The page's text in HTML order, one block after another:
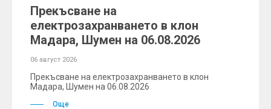
Прекъсване на
електрозахранването в клон
Мадара, Шумен на 06.08.2026
06 август 2026
Прекъсване на електрозахранването в клон
Мадара, Шумен на 06.08.2026
Още